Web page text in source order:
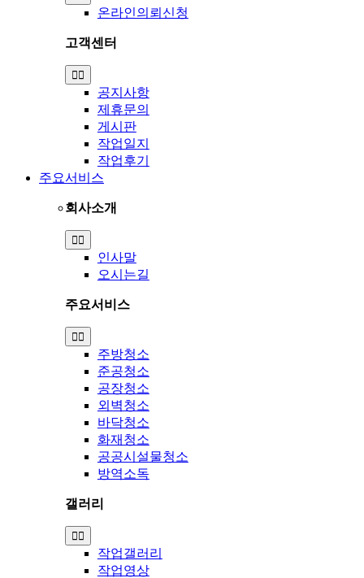
Navigation
온라인의뢰신청
고객센터
Toggle
Navigation
공지사항
제휴문의
게시판
작업일지
작업후기
주요서비스
회사소개
Toggle
Navigation
인사말
오시는길
주요서비스
Toggle
Navigation
주방청소
준공청소
공장청소
외벽청소
바닥청소
화재청소
공공시설물청소
방역소독
갤러리
Toggle
Navigation
작업갤러리
작업영상